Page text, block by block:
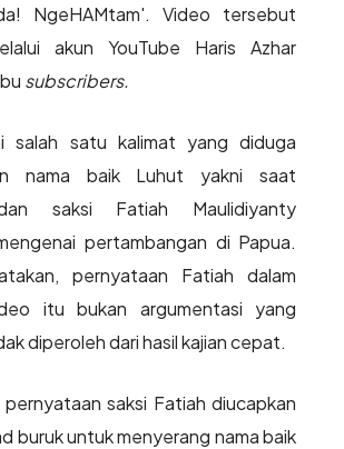
NgeHAMtam'. Video tersebut
akun YouTube Haris Azhar
subscribers.
salah satu kalimat yang diduga
nama baik Luhut yakni saat
saksi Fatiah Maulidiyanty
pertambangan di Papua.
pernyataan Fatiah dalam
itu bukan argumentasi yang
diperoleh dari hasil kajian cepat.
pernyataan saksi Fatiah diucapkan
buruk untuk menyerang nama baik